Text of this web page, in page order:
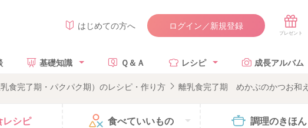
はじめての方へ ログイン／新規登録
基礎知識 Ｑ＆Ａ レシピ 成長アルバム
食完了期・パクパク期）のレシピ・作り方 離乳食完了期 めかぶのかつお和え
レシピ 食べていいもの 調理のきほん